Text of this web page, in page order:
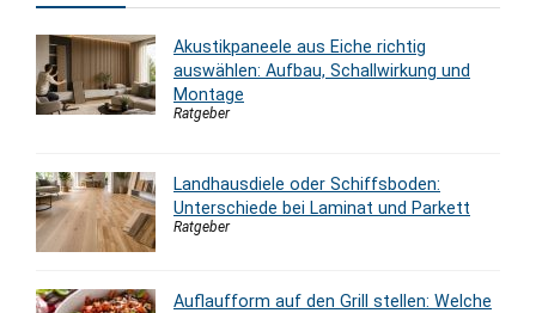
Akustikpaneele aus Eiche richtig
auswählen: Aufbau, Schallwirkung und
Montage
Ratgeber
Landhausdiele oder Schiffsboden:
Unterschiede bei Laminat und Parkett
Ratgeber
Auflaufform auf den Grill stellen: Welche